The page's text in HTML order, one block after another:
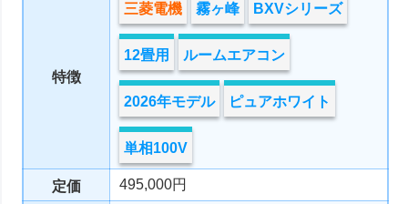
特徴
三菱電機 霧ヶ峰 BXVシリーズ
12畳用 ルームエアコン
2026年モデル ピュアホワイト
単相100V
定価 495,000円